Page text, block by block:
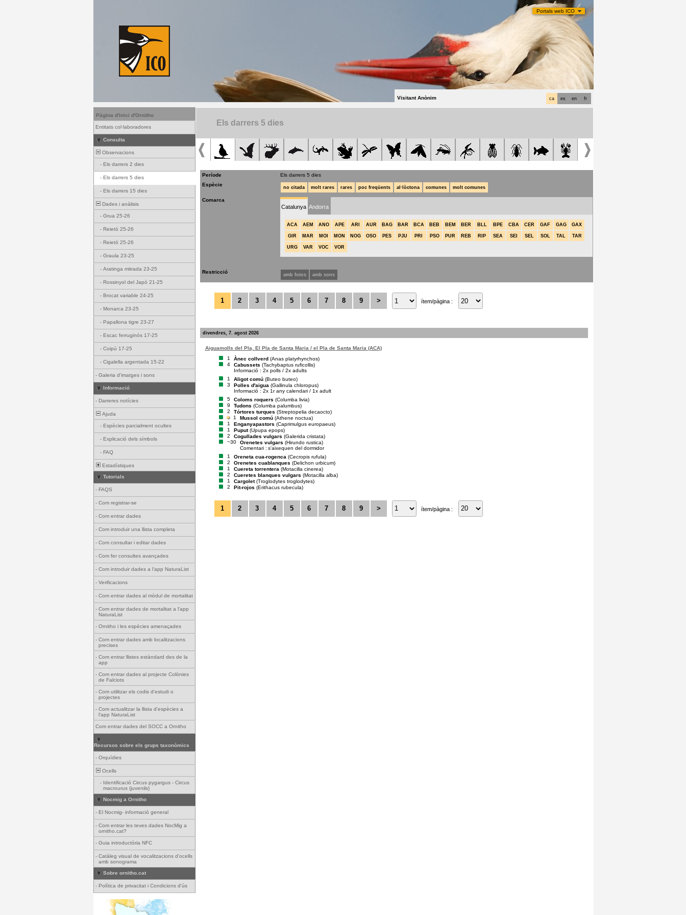
Portals web ICO
fr
en
es
ca
Visitant Anònim
Pàgina d'inici d'Ornitho
Entitats col·laboradores
Consulta
Observacions
- Els darrers 2 dies
- Els darrers 5 dies
- Els darrers 15 dies
Dades i anàlisis
- Grua 25-26
- Reietó 25-26
- Reietó 25-26
- Graula 23-25
- Aratinga mitrada 23-25
- Rossinyol del Japó 21-25
- Brocat variable 24-25
- Monarca 23-25
- Papallona tigre 23-27
- Escac ferruginós 17-25
- Coipú 17-25
- Cigalella argentada 15-22
- Galeria d'imatges i sons
Informació
- Darreres notícies
Ajuda
- Espècies parcialment ocultes
- Explicació dels símbols
- FAQ
Estadístiques
Tutorials
- FAQS
- Com registrar-se
- Com entrar dades
- Com introduir una llista completa
- Com consultar i editar dades
- Com fer consultes avançades
- Com introduir dades a l'app NaturaList
- Verificacions
- Com entrar dades al mòdul de mortalitat
- Com entrar dades de mortalitat a l'app
NaturaList
- Ornitho i les espècies amenaçades
- Com entrar dades amb localitzacions
precises
- Com entrar llistes estàndard des de la
app
- Com entrar dades al projecte Colònies
de Falciots
- Com utilitzar els codis d'estudi o
projectes
- Com actualitzar la llista d'espècies a
l'app NaturaList
Com entrar dades del SOCC a Ornitho
Recursos sobre els grups taxonòmics
- Orquídies
Ocells
- Identificació Circus pygargus - Circus
macrourus (juvenils)
Nocmig a Ornitho
- El Nocmig- informació general
- Com entrar les teves dades NocMig a
ornitho.cat?
- Guia introductòria NFC
- Catàleg visual de vocalitzacions d'ocells
amb sonograma
Sobre ornitho.cat
- Política de privacitat i Condicions d'ús
Els darrers 5 dies
Període
Els darrers 5 dies
Espècie
no citada molt rares rares poc freqüents al·lòctona comunes molt comunes
Comarca
Catalunya Andorra
ACA AEM ANO APE ARI AUR BAG BAR BCA BEB BEM BER BLL BPE CBA CER GAF GAG GAX
GIR MAR MOI MON NOG OSO PES PJU PRI PSO PUR REB RIP SEA SEI SEL SOL TAL TAR
URG VAR VOC VOR
Restricció amb fotos amb sons
1 2 3 4 5 6 7 8 9 > ítem/pàgina :
divendres, 7. agost 2026
Aiguamolls del Pla, El Pla de Santa Maria / el Pla de Santa Maria (ACA)
1
Ànec collverd (Anas platyrhynchos)
4
Cabussets (Tachybaptus ruficollis)
Informació : 2x polls / 2x adults
1
Aligot comú (Buteo buteo)
3
Polles d'aigua (Gallinula chloropus)
Informació : 2x 1r any calendari / 1x adult
5
Coloms roquers (Columba livia)
9
Tudons (Columba palumbus)
2
Tórtores turques (Streptopelia decaocto)
1
Mussol comú (Athene noctua)
1
Enganyapastors (Caprimulgus europaeus)
1
Puput (Upupa epops)
2
Cogullades vulgars (Galerida cristata)
~30
Orenetes vulgars (Hirundo rustica)
Comentari : s'aixequen del dormidor
1
Oreneta cua-rogenca (Cecropis rufula)
2
Orenetes cuablanques (Delichon urbicum)
1
Cuereta torrentera (Motacilla cinerea)
2
Cueretes blanques vulgars (Motacilla alba)
1
Cargolet (Troglodytes troglodytes)
2
Pit-rojos (Erithacus rubecula)
1 2 3 4 5 6 7 8 9 > ítem/pàgina :